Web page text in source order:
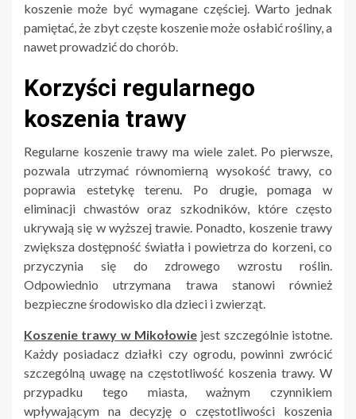
koszenie może być wymagane częściej. Warto jednak
pamiętać, że zbyt częste koszenie może osłabić rośliny, a
nawet prowadzić do chorób.
Korzyści regularnego
koszenia trawy
Regularne koszenie trawy ma wiele zalet. Po pierwsze,
pozwala utrzymać równomierną wysokość trawy, co
poprawia estetykę terenu. Po drugie, pomaga w
eliminacji chwastów oraz szkodników, które często
ukrywają się w wyższej trawie. Ponadto, koszenie trawy
zwiększa dostępność światła i powietrza do korzeni, co
przyczynia się do zdrowego wzrostu roślin.
Odpowiednio utrzymana trawa stanowi również
bezpieczne środowisko dla dzieci i zwierząt.
Koszenie trawy w Mikołowie jest szczególnie istotne.
Każdy posiadacz działki czy ogrodu, powinni zwrócić
szczególną uwagę na częstotliwość koszenia trawy. W
przypadku tego miasta, ważnym czynnikiem
wpływającym na decyzję o częstotliwości koszenia